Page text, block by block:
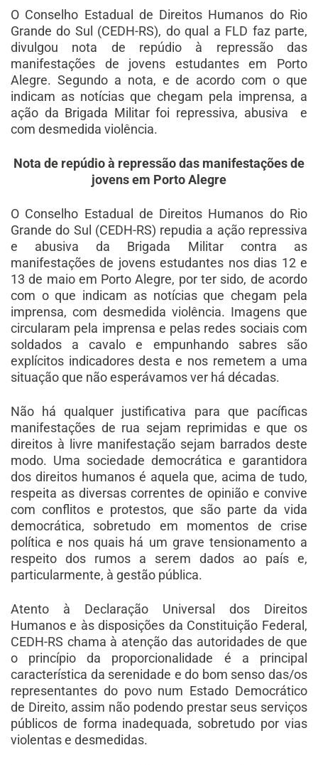
O Conselho Estadual de Direitos Humanos do Rio
Grande do Sul (CEDH-RS), do qual a FLD faz parte,
divulgou nota de repúdio à repressão das
manifestações de jovens estudantes em Porto
Alegre. Segundo a nota, e de acordo com o que
indicam as notícias que chegam pela imprensa, a
ação da Brigada Militar foi repressiva, abusiva e
com desmedida violência.
Nota de repúdio à repressão das manifestações de
jovens em Porto Alegre
O Conselho Estadual de Direitos Humanos do Rio
Grande do Sul (CEDH-RS) repudia a ação repressiva
e abusiva da Brigada Militar contra as
manifestações de jovens estudantes nos dias 12 e
13 de maio em Porto Alegre, por ter sido, de acordo
com o que indicam as notícias que chegam pela
imprensa, com desmedida violência. Imagens que
circularam pela imprensa e pelas redes sociais com
soldados a cavalo e empunhando sabres são
explícitos indicadores desta e nos remetem a uma
situação que não esperávamos ver há décadas.
Não há qualquer justificativa para que pacíficas
manifestações de rua sejam reprimidas e que os
direitos à livre manifestação sejam barrados deste
modo. Uma sociedade democrática e garantidora
dos direitos humanos é aquela que, acima de tudo,
respeita as diversas correntes de opinião e convive
com conflitos e protestos, que são parte da vida
democrática, sobretudo em momentos de crise
política e nos quais há um grave tensionamento a
respeito dos rumos a serem dados ao país e,
particularmente, à gestão pública.
Atento à Declaração Universal dos Direitos
Humanos e às disposições da Constituição Federal,
CEDH-RS chama à atenção das autoridades de que
o princípio da proporcionalidade é a principal
característica da serenidade e do bom senso das/os
representantes do povo num Estado Democrático
de Direito, assim não podendo prestar seus serviços
públicos de forma inadequada, sobretudo por vias
violentas e desmedidas.